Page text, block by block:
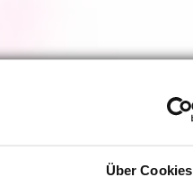
Über Cookies